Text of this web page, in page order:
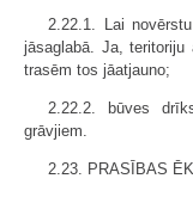
2.22.1. Lai
jāsaglabā. Ja, teritoriju
trasēm tos jāatjauno;
2.22.2. būves
grāvjiem.
2.23. PRASĪBAS